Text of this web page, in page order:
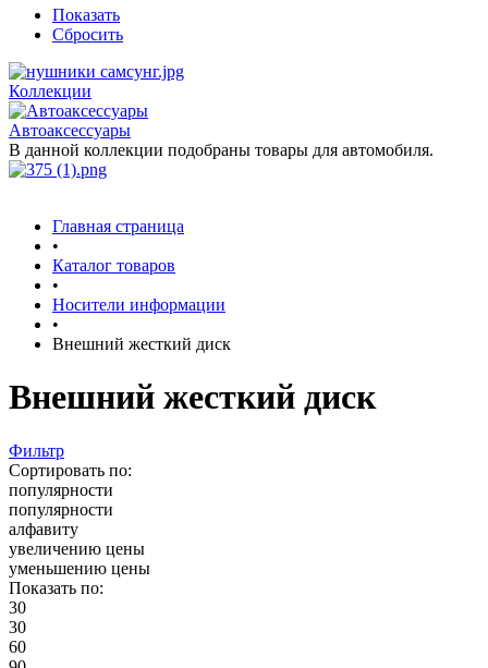
Показать
Сбросить
Коллекции
Автоаксессуары
В данной коллекции подобраны товары для автомобиля.
Главная страница
•
Каталог товаров
•
Носители информации
•
Внешний жесткий диск
Внешний жесткий диск
Фильтр
Сортировать по:
популярности
популярности
алфавиту
увеличению цены
уменьшению цены
Показать по:
30
30
60